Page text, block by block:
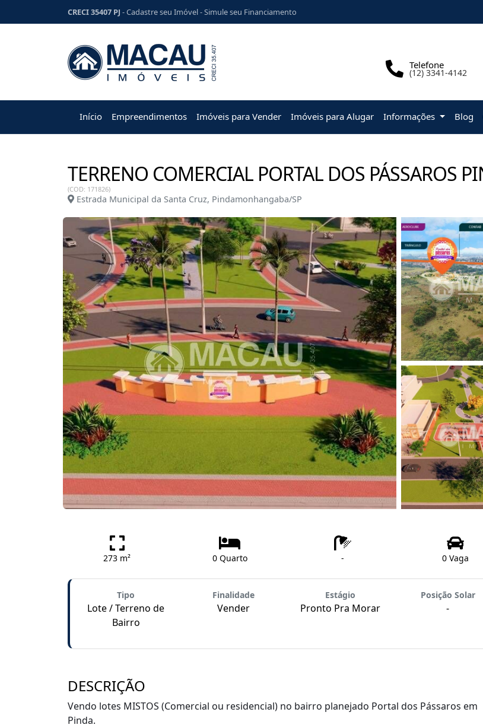
CRECI 35407 PJ -Cadastre seu Imóvel-Simule seu Financiamento
Telefone
(12) 3341-4142
Início Empreendimentos Imóveis para Vender Imóveis para Alugar Informações Blog
TERRENO COMERCIAL PORTAL DOS PÁSSAROS
(COD: 171826)
Estrada Municipal da Santa Cruz, Pindamonhangaba/SP
273 m² 0 Quarto - 0 Vaga
Tipo
Lote / Terreno de
Bairro
Finalidade
Vender
Estágio
Pronto Pra Morar
Posição Solar
-
DESCRIÇÃO
Vendo lotes MISTOS (Comercial ou residencial) no bairro planejado Portal dos Pássaros em
Pinda.